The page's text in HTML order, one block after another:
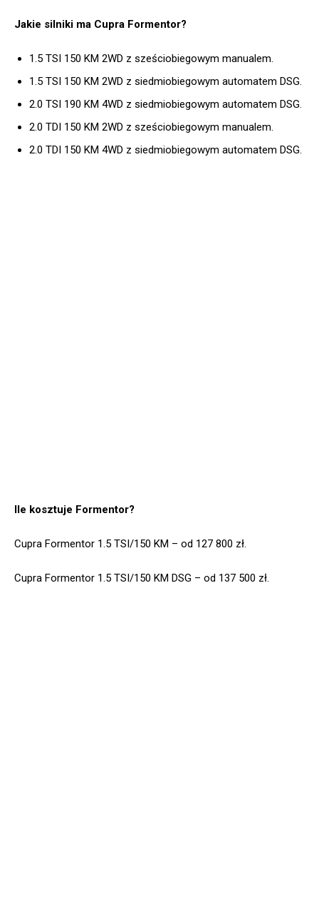
Jakie silniki ma Cupra Formentor?
1.5 TSI 150 KM 2WD z sześciobiegowym manualem.
1.5 TSI 150 KM 2WD z siedmiobiegowym automatem DSG.
2.0 TSI 190 KM 4WD z siedmiobiegowym automatem DSG.
2.0 TDI 150 KM 2WD z sześciobiegowym manualem.
2.0 TDI 150 KM 4WD z siedmiobiegowym automatem DSG.
Ile kosztuje Formentor?
Cupra Formentor 1.5 TSI/150 KM – od 127 800 zł.
Cupra Formentor 1.5 TSI/150 KM DSG – od 137 500 zł.